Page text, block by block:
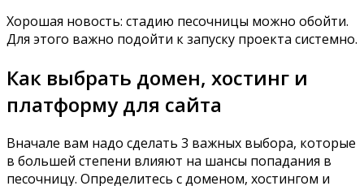
Хорошая новость: стадию песочницы можно обойти.
Для этого важно подойти к запуску проекта системно.
Как выбрать домен, хостинг и
платформу для сайта
Вначале вам надо сделать 3 важных выбора, которые
в большей степени влияют на шансы попадания в
песочницу. Определитесь с доменом, хостингом и